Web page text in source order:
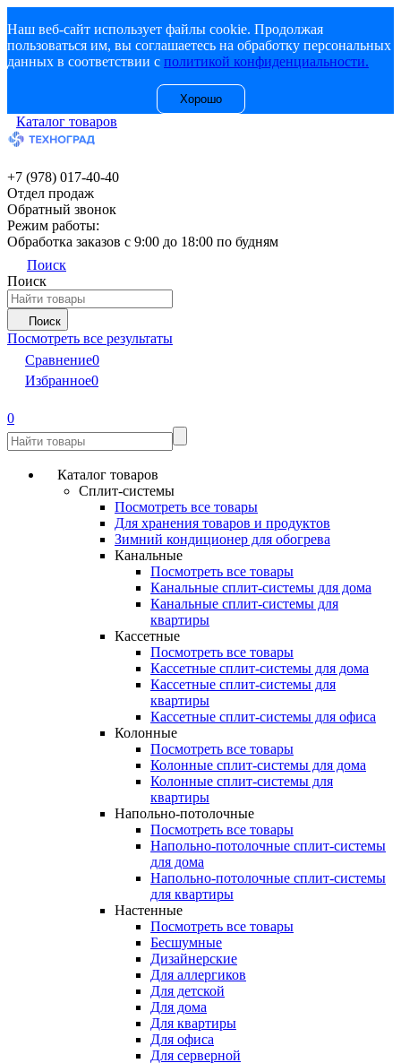
Наш веб-сайт использует файлы cookie. Продолжая
пользоваться им, вы соглашаетесь на обработку персональных
данных в соответствии с политикой конфиденциальности.
Хорошо
Каталог товаров
+7 (978) 017-40-40
Отдел продаж
Обратный звонок
Режим работы:
Обработка заказов с 9:00 до 18:00 по будням
Поиск
Поиск
Поиск
Посмотреть все результаты
Сравнение0
Избранное0
0
Каталог товаров
Сплит-системы
Посмотреть все товары
Для хранения товаров и продуктов
Зимний кондиционер для обогрева
Канальные
Посмотреть все товары
Канальные сплит-системы для дома
Канальные сплит-системы для
квартиры
Кассетные
Посмотреть все товары
Кассетные сплит-системы для дома
Кассетные сплит-системы для
квартиры
Кассетные сплит-системы для офиса
Колонные
Посмотреть все товары
Колонные сплит-системы для дома
Колонные сплит-системы для
квартиры
Напольно-потолочные
Посмотреть все товары
Напольно-потолочные сплит-системы
для дома
Напольно-потолочные сплит-системы
для квартиры
Настенные
Посмотреть все товары
Бесшумные
Дизайнерские
Для аллергиков
Для детской
Для дома
Для квартиры
Для офиса
Для серверной